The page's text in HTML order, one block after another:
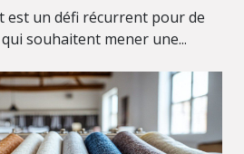
est un défi récurrent pour de
souhaitent mener une...